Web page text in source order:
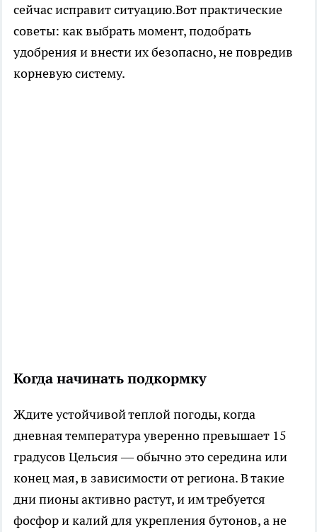
сейчас исправит ситуацию.Вот практические
советы: как выбрать момент, подобрать
удобрения и внести их безопасно, не повредив
корневую систему.
Когда начинать подкормку
Ждите устойчивой теплой погоды, когда
дневная температура уверенно превышает 15
градусов Цельсия — обычно это середина или
конец мая, в зависимости от региона. В такие
дни пионы активно растут, и им требуется
фосфор и калий для укрепления бутонов, а не